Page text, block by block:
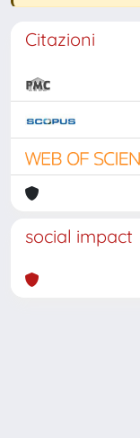
Citazioni
social impact